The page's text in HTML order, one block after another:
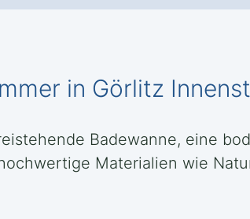
in Görlitz
Badewanne, eine
Materialien wie